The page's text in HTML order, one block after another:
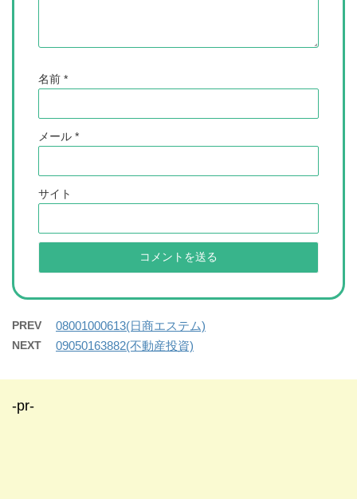
名前 *
メール *
サイト
PREV 08001000613(日商エステム)
NEXT 09050163882(不動産投資)
-pr-